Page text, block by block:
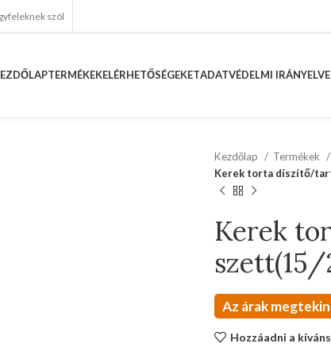
szól
TERMÉKEKELÉRHETŐSÉGEKETADATVÉDELMI
Kezdőlap
Termékek
Kerek torta díszítő/
Kerek
Az árak
Hozzáadni a